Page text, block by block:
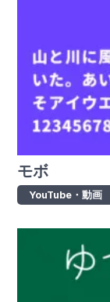
モボ
YouTube・動画